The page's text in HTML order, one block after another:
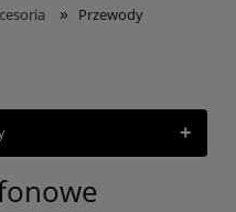
»
Przewody
+